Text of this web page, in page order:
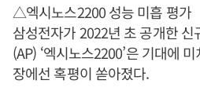
△엑시노스2200 성능 미흡 평가
삼성전자가 2022년 초 공개한
(AP) ‘엑시노스2200’은 기대에
장에선 혹평이 쏟아졌다.